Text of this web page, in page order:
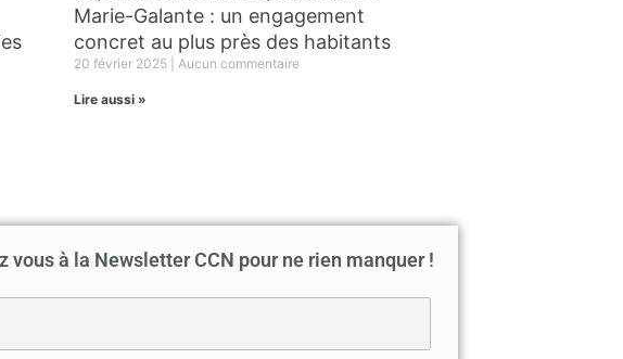
Marie-Galante : un engagement
concret au plus près des habitants
20 février 2025 Aucun commentaire
Lire aussi »
vous à la Newsletter CCN pour ne rien manquer !